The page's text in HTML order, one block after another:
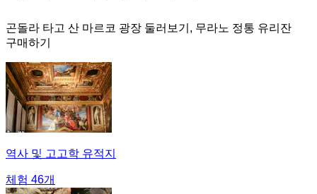
곤돌라 타고 산 마르코 광장 둘러보기, 무라노 정통 유리잔
구매하기
역사 및 고고학 유적지
체험 46개